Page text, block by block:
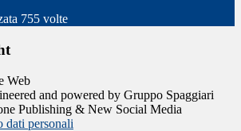
755 volte
and powered by Gruppo Spaggiari
Publishing & New Social Media
dati personali